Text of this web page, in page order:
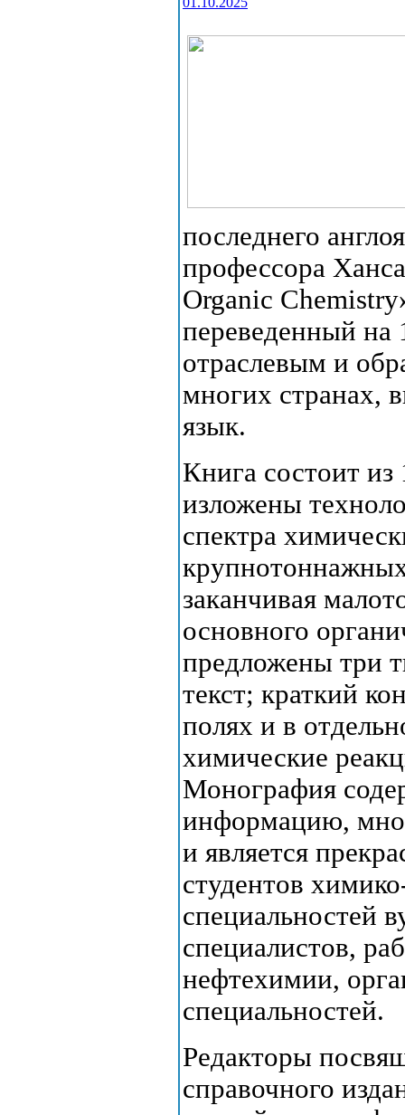
последнего
профессора
Organic
переведенный на
отраслевым и
многих странах,
язык.
Книга состоит
изложены
спектра
заканчивая
основного
предложены три
текст; краткий
полях и в
химические
Монография
информацию,
и является
студентов
специальностей
специалистов,
нефтехимии,
специальностей.
Редакторы
справочного